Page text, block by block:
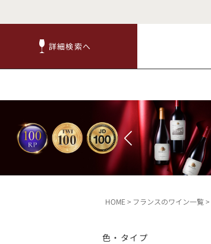
詳細検索へ
詳細検索へ
HOME フランスのワイン一覧
色・タイプ